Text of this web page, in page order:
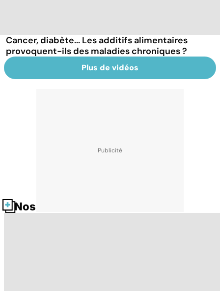
Cancer, diabète... Les additifs alimentaires
provoquent-ils des maladies chroniques ?
Plus de vidéos
Nos fiches santé